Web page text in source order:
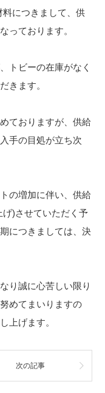
につきまして、供
っております。
トビーの在庫がなく
きます。
ておりますが、供給
手の目処が立ち次
の増加に伴い、供給
)させていただく予
につきましては、決
り誠に心苦しい限り
めてまいりますの
上げます。
次の記事